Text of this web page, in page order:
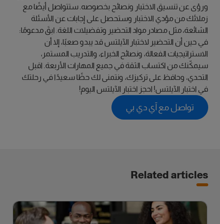
ورؤى عن تنسيق الاختبار ونصائح بخصوصه. ستتواصل أيضًا مع
زملائك من مؤدي الاختبار وستحصل على إجابات عن الأسئلة
الشائعة، مثل مصادر مواد التحضير وتفضيلات اللغة. ابقَ مدعومًا:
في حين أن التحضير لاختبار الآيلتس قد يبدو صعبًا، إلا أن
الاستراتيجيات الفعالة، ونصائح الخبراء، والتدريب المستمر،
سيمكّنك من اكتساب الثقة في جميع المهارات الأربعة. اقبل
التحدي، وحافظ على تركيزك، ونتمنى لك حظًا سعيدًا في رحلتك
في اختبار الآيلتس! احجز اختبار الآيلتس اليوم!
تواصل مع آي دي بي
Related articles